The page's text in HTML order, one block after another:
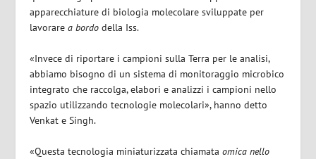
apparecchiature di biologia molecolare sviluppate per
lavorarea bordo della Iss.
«Invece di riportare i campioni sulla Terra per le analisi,
abbiamo bisogno di un sistema di monitoraggio microbico
integrato che raccolga, elabori e analizzi i campioni nello
spazio utilizzando tecnologie molecolari», hanno detto
Venkat e Singh.
«Questa tecnologia miniaturizzata chiamataomica nello